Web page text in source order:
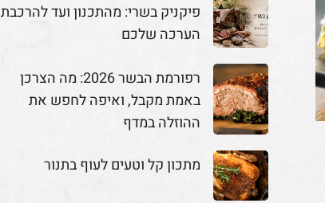
פיקניק בשרי: מהתכנון ועד להרכבת
הערכה שלכם
רפורמת הבשר 2026: מה הצרכן
באמת מקבל, ואיפה לחפש את
ההוזלה במדף
מתכון קל וטעים לעוף בתנור